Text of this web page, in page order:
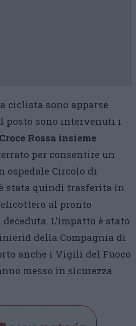
ciclista sono apparse
posto sono intervenuti i
Croce Rossa insieme
per consentire un
ospedale Circolo di
stata quindi trasferita in
al pronto
deceduta. L’impatto è stato
della Compagnia di
anche i Vigili del Fuoco
messo in sicurezza